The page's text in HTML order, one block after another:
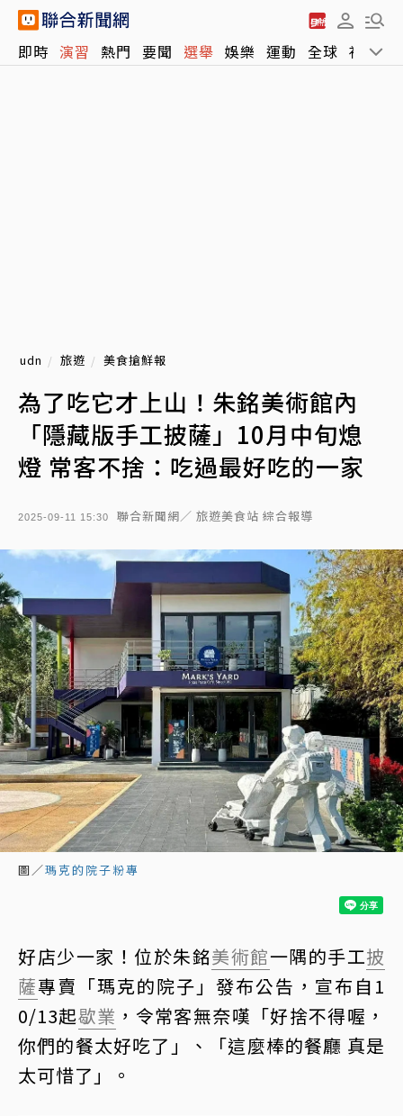
即時 演習 熱門 要聞 選舉 娛樂 運動 全球 社會
udn 旅遊 美食搶鮮報
為了吃它才上山！朱銘美術館內
「隱藏版手工披薩」10月中旬熄
燈 常客不捨：吃過最好吃的一家
2025-09-11 15:30 聯合新聞網／ 旅遊美食站 綜合報導
圖／瑪克的院子粉專
好店少一家！位於朱銘美術館一隅的手工披
薩專賣「瑪克的院子」發布公告，宣布自1
0/13起歇業 ，令常客無奈嘆「好捨不得喔，
你們的餐太好吃了」、「這麼棒的餐廳 真是
太可惜了」。